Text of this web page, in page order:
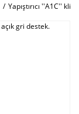
Yapıştırıcı ''A1C''